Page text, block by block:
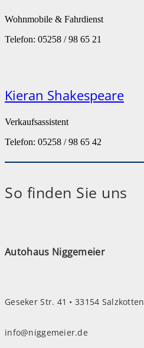
Wohnmobile & Fahrdienst
Telefon: 05258 / 98 65 21
Kieran Shakespeare
Verkaufsassistent
Telefon: 05258 / 98 65 42
So finden Sie uns
Autohaus Niggemeier
Geseker Str. 41 • 33154 Salzkotten
info@niggemeier.de